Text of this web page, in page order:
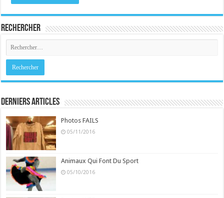
Rechercher
Derniers Articles
Photos FAILS
05/11/2016
Animaux Qui Font Du Sport
05/10/2016